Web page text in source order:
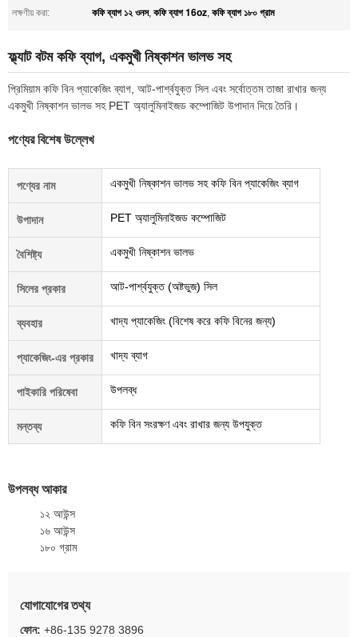
লক্ষণীয় করা:
কফি ব্যাগ ১২ ওনস, কফি ব্যাগ 16oz, কফি ব্যাগ ১৮০ গ্রাম
ফ্ল্যাট বটম কফি ব্যাগ, একমুখী নিষ্কাশন ভালভ সহ
প্রিমিয়াম কফি বিন প্যাকেজিং ব্যাগ, আট-পার্শ্বযুক্ত সিল এবং সর্বোত্তম তাজা রাখার জন্য
একমুখী নিষ্কাশন ভালভ সহ PET অ্যালুমিনাইজড কম্পোজিট উপাদান দিয়ে তৈরি।
পণ্যের বিশেষ উল্লেখ
পণ্যের নাম একমুখী নিষ্কাশন ভালভ সহ কফি বিন প্যাকেজিং ব্যাগ
উপাদান PET অ্যালুমিনাইজড কম্পোজিট
বৈশিষ্ট্য একমুখী নিষ্কাশন ভালভ
সিলের প্রকার আট-পার্শ্বযুক্ত (অষ্টভুজ) সিল
ব্যবহার খাদ্য প্যাকেজিং (বিশেষ করে কফি বিনের জন্য)
প্যাকেজিং-এর প্রকার খাদ্য ব্যাগ
পাইকারি পরিষেবা উপলব্ধ
মন্তব্য কফি বিন সংরক্ষণ এবং রাখার জন্য উপযুক্ত
উপলব্ধ আকার
১২ আউন্স
১৬ আউন্স
১৮০ গ্রাম
যোগাযোগের তথ্য
ফোন: +86-135 9278 3896